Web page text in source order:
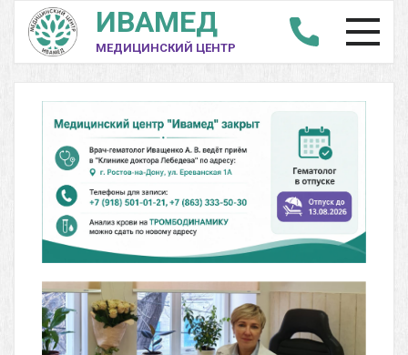
ИВАМЕД
МЕДИЦИНСКИЙ ЦЕНТР